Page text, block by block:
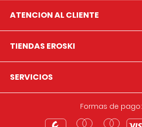
ATENCION AL CLIENTE
TIENDAS EROSKI
SERVICIOS
Formas de pago: